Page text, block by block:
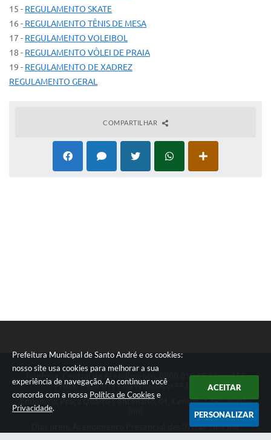
Prefeitura Municipal de Santo André e os cookies:
nosso site usa cookies para melhorar a sua
experiência de navegação. Ao continuar você
concorda com a nossa Política de Cookies e
Privacidade.
ACEITAR
PERSONALIZAR
Mobilidade Urbana Sustentável
Passe Escolar
Parque Escola
Sistema Colab
15 - REGULAMENTO SKATE
16 - REGULAMENTO TÊNIS DE MESA
17 - REGULAMENTO VOLEIBOL
18 - REGULAMENTO VÔLEI DE PRAIA
19 - REGULAMENTO DE XADREZ
REGULAMENTO GERAL
COMPARTILHAR
Telefone: Central de Atendimento: 0800 019 19 44 ou 156
PABX: 4433-0111 ou Whatsapp 4433-0123
Endereço: Praça Quarto Centenário, 01, Centro | CEP: 09015-
Dias úteis, Atendimento Presencial das 07h as 18:45he